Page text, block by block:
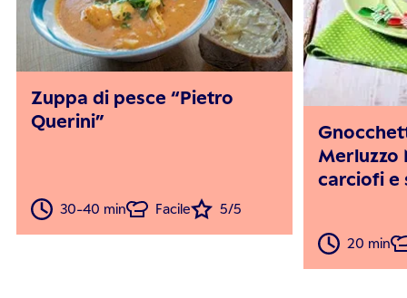
Zuppa di pesce “Pietro
Querini”
30-40 min Facile 5/5
Merluzzo
carciofi e
20 min